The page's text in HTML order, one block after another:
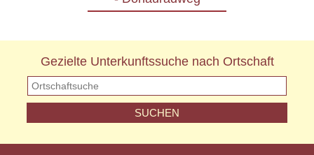
Gezielte Unterkunftssuche nach Ortschaft